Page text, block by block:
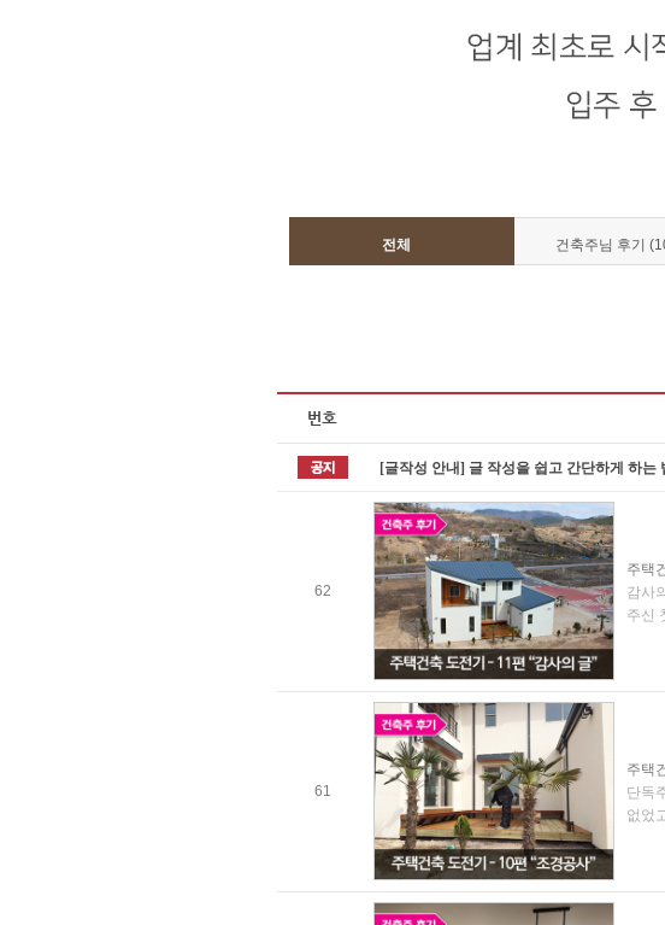
전체 건축주님 후기
[글작성 안내] 글 작성을 쉽고 간단하게 하는
62
주택
감사
주신
61
주택
단독
없었